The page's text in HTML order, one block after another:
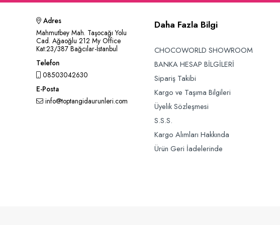
Adres
Mahmutbey Mah. Taşocağı Yolu
Cad. Ağaoğlu 212 My Office
Kat:23/387 Bağcılar-İstanbul
Telefon
08503042630
E-Posta
info@toptangidaurunleri.com
Daha Fazla Bilgi
CHOCOWORLD SHOWROOM
BANKA HESAP BİLGİLERİ
Sipariş Takibi
Kargo ve Taşıma Bilgileri
Üyelik Sözleşmesi
S.S.S.
Kargo Alımları Hakkında
Ürün Geri İadelerinde